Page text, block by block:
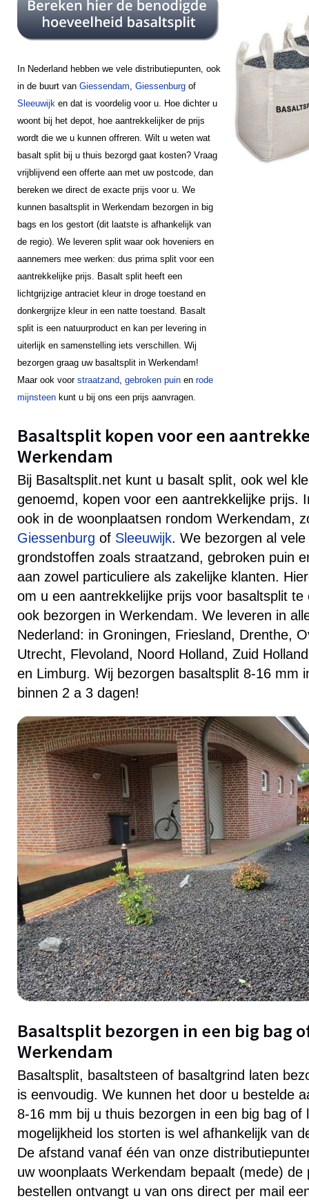
In Nederland hebben we vele distributiepunten, ook
in de buurt van Giessendam, Giessenburg of
Sleeuwijk en dat is voordelig voor u. Hoe dichter u
woont bij het depot, hoe aantrekkelijker de prijs
wordt die we u kunnen offreren. Wilt u weten wat
basalt split bij u thuis bezorgd gaat kosten? Vraag
vrijblijvend een offerte aan met uw postcode, dan
bereken we direct de exacte prijs voor u. We
kunnen basaltsplit in Werkendam bezorgen in big
bags en los gestort (dit laatste is afhankelijk van
de regio). We leveren split waar ook hoveniers en
aannemers mee werken: dus prima split voor een
aantrekkelijke prijs. Basalt split heeft een
lichtgrijzige antraciet kleur in droge toestand en
donkergrijze kleur in een natte toestand. Basalt
split is een natuurproduct en kan per levering in
uiterlijk en samenstelling iets verschillen. Wij
bezorgen graag uw basaltsplit in Werkendam!
Maar ook voor straatzand, gebroken puin en rode
mijnsteen kunt u bij ons een prijs aanvragen.
Basaltsplit kopen voor een
Werkendam
Bij Basaltsplit.net kunt u basalt split, ook wel
genoemd, kopen voor een aantrekkelijke prijs.
ook in de woonplaatsen rondom Werkendam,
Giessenburg of Sleeuwijk. We bezorgen al
grondstoffen zoals straatzand, gebroken puin
aan zowel particuliere als zakelijke klanten.
om u een aantrekkelijke prijs voor basaltsplit
ook bezorgen in Werkendam. We leveren in
Nederland: in Groningen, Friesland, Drenthe,
Utrecht, Flevoland, Noord Holland, Zuid
en Limburg. Wij bezorgen basaltsplit 8-16 mm
binnen 2 a 3 dagen!
Basaltsplit bezorgen in een big bag
Werkendam
Basaltsplit, basaltsteen of basaltgrind laten
is eenvoudig. We kunnen het door u bestelde
8-16 mm bij u thuis bezorgen in een big bag of
mogelijkheid los storten is wel afhankelijk van
De afstand vanaf één van onze
uw woonplaats Werkendam bepaalt (mede) de
bestellen ontvangt u van ons direct per mail